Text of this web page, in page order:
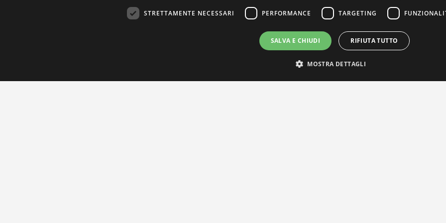
STRETTAMENTE NECESSARI PERFORMANCE TARGETING
SALVA E CHIUDI RIFIUTA TUTTO
MOSTRA DETTAGLI